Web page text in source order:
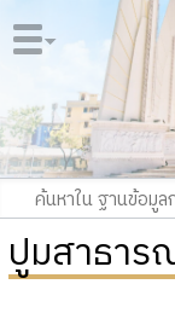
ปูมสาธาร